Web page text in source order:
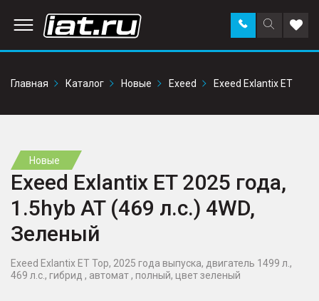
Поиск
по
Заказать
звонок в
Главная
Каталог Новые Exeed Exeed Exlantix ET
Новые
Exeed Exlantix ET 2025 года,
1.5hyb AT (469 л.с.) 4WD,
Зеленый
Exeed Exlantix ET Top, 2025 года выпуска, двигатель 1499 л.,
469 л.с., гибрид , автомат , полный, цвет зеленый